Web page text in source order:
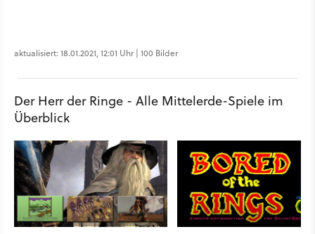
aktualisiert: 18.01.2021, 12:01 Uhr | 100 Bilder
Der Herr der Ringe - Alle Mittelerde-Spiele im
Überblick